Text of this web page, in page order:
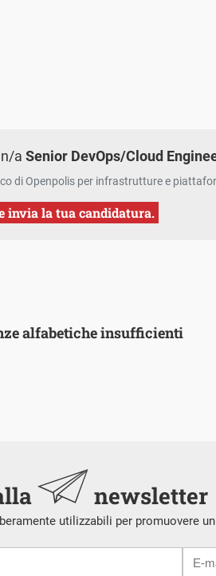
aSenior DevOps/Cloud
di Openpolis per infrastrutture e
invia la tua candidatura.
alfabetiche insufficienti
newsletter
utilizzabili per promuovere